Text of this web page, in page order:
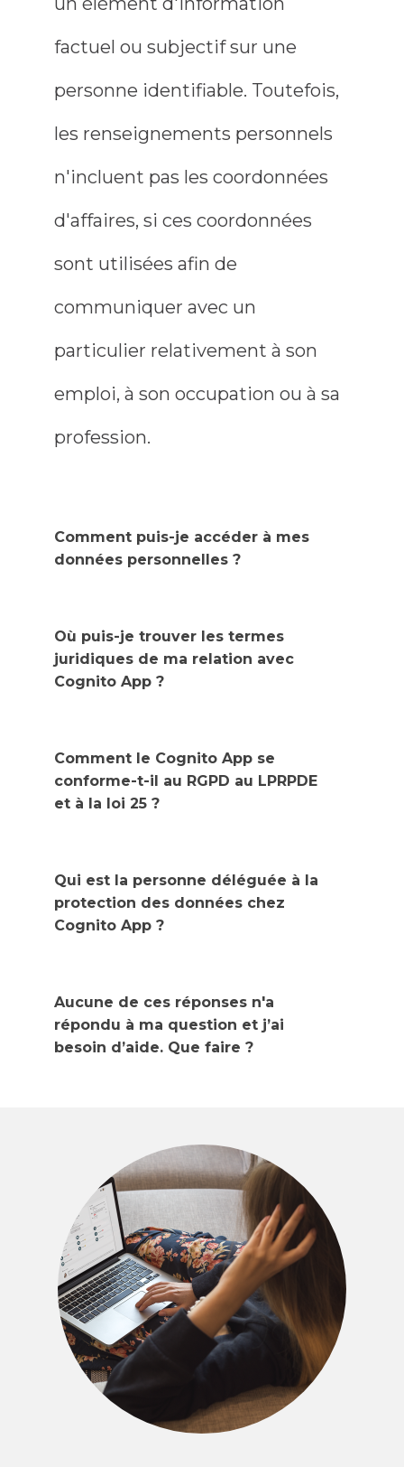
factuel ou subjectif sur une
personne identifiable. Toutefois,
les renseignements personnels
n'incluent pas les coordonnées
d'affaires, si ces coordonnées
sont utilisées afin de
communiquer avec un
particulier relativement à son
emploi, à son occupation ou à sa
profession.
Comment puis-je accéder à mes
données personnelles ?
Où puis-je trouver les termes
juridiques de ma relation avec ​
Cognito App ?
Comment le ​Cognito App se
conforme-t-il au RGPD au LPRPDE
et à la loi 25 ?
Qui est la personne déléguée à la
protection des données chez ​
Cognito App ?
Aucune de ces réponses n'a
répondu à ma question et j’ai
besoin d’aide. Que faire ?